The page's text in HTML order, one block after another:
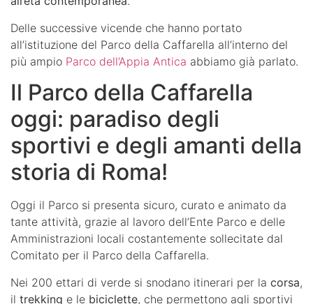
Delle successive vicende che hanno portato
all’istituzione del Parco della Caffarella all’interno del
più ampio Parco dell’Appia Antica abbiamo già parlato.
Il Parco della Caffarella
oggi: paradiso degli
sportivi e degli amanti della
storia di Roma!
Oggi il Parco si presenta sicuro, curato e animato da
tante attività, grazie al lavoro dell’Ente Parco e delle
Amministrazioni locali costantemente sollecitate dal
Comitato per il Parco della Caffarella.
Nei 200 ettari di verde si snodano itinerari per la corsa,
il trekking e le biciclette, che permettono agli sportivi